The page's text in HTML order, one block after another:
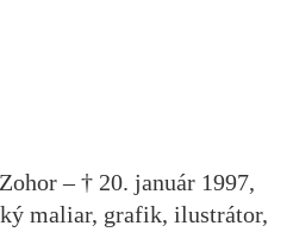
– † 20. január 1997,
maliar, grafik, ilustrátor,